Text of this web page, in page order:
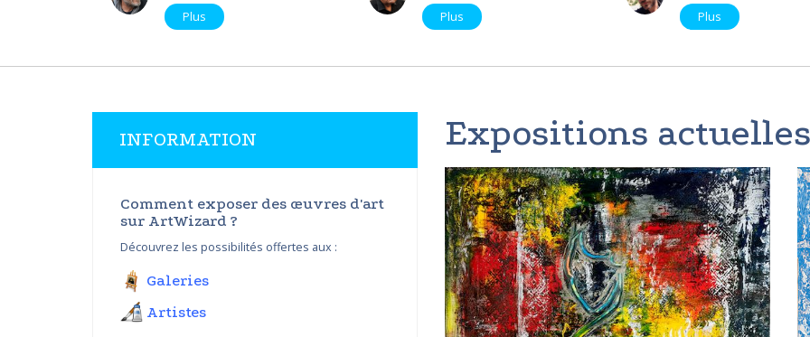
Plus Plus Plus
INFORMATION
Comment exposer des œuvres d'art
sur ArtWizard ?
Découvrez les possibilités offertes aux :
Galeries
Artistes
Expositions